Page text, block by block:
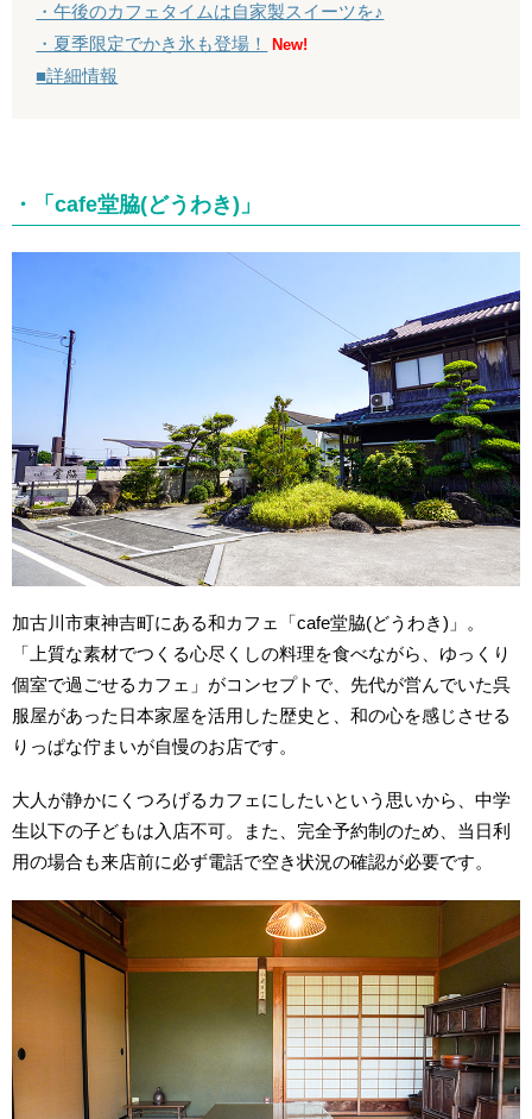
・午後のカフェタイムは自家製スイーツを♪
・夏季限定でかき氷も登場！
New!
■詳細情報
・「cafe堂脇(どうわき)」
加古川市東神吉町にある和カフェ「cafe堂脇(どうわき)」。
「上質な素材でつくる心尽くしの料理を食べながら、ゆっくり
個室で過ごせるカフェ」がコンセプトで、先代が営んでいた呉
服屋があった日本家屋を活用した歴史と、和の心を感じさせる
りっぱな佇まいが自慢のお店です。
大人が静かにくつろげるカフェにしたいという思いから、中学
生以下の子どもは入店不可。また、完全予約制のため、当日利
用の場合も来店前に必ず電話で空き状況の確認が必要です。